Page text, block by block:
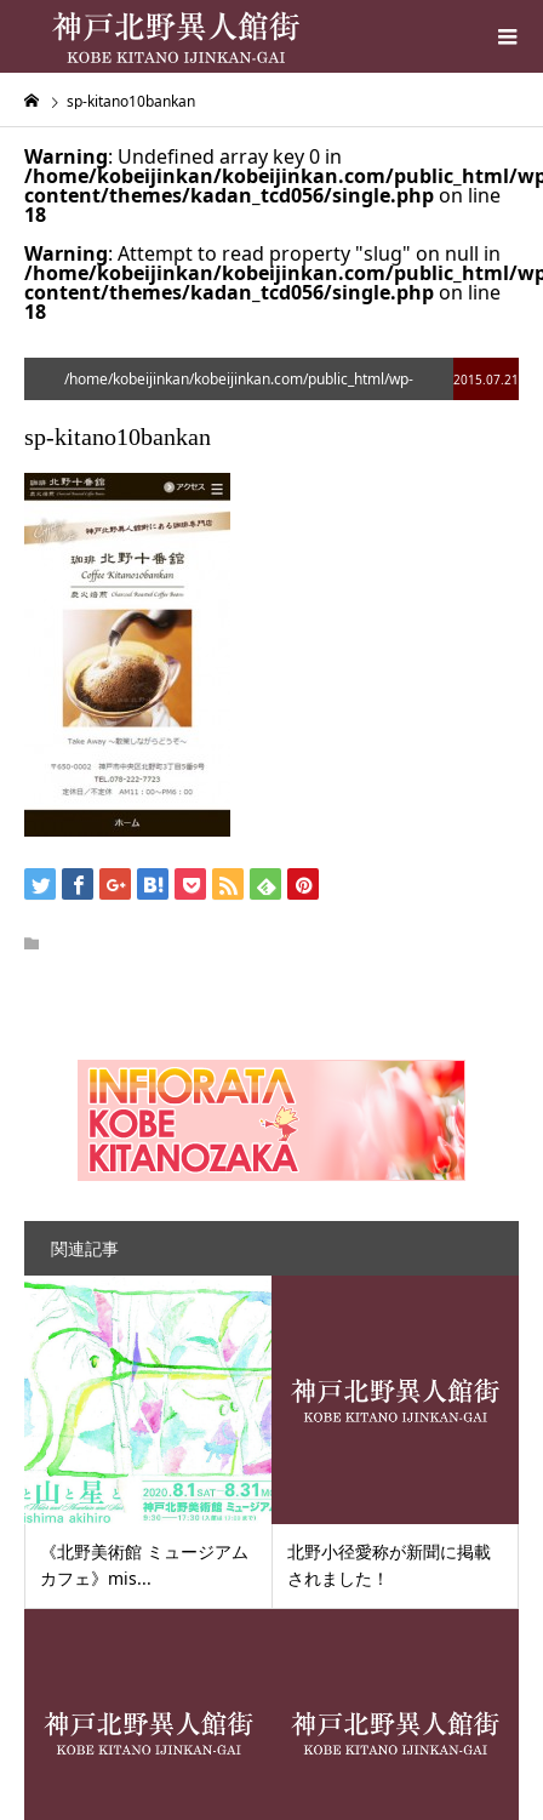
sp-kitano10bankan
Warning: Undefined array key 0 in
/home/kobeijinkan/kobeijinkan.com/public_html/
content/themes/kadan_tcd056/single.phpon line
18
Warning: Attempt to read property "slug" on null in
/home/kobeijinkan/kobeijinkan.com/public_html/
content/themes/kadan_tcd056/single.phpon line
18
/home/kobeijinkan/kobeijinkan.com/public_html/wp-
Warning: Undefined array key 0 in
/home/kobeijinkan/kobeijinkan.com/public_html/wp-
content/themes/kadan_tcd056/single.php
Warning: Attempt to read property "name" on null in
/home/kobeijinkan/kobeijinkan.com/public_html/wp-
content/themes/kadan_tcd056/single.php
2015.07.21
sp-kitano10bankan
関連記事
《北野美術館 ミュージアム
カフェ》mis...
北野小径愛称が新聞に掲載
されました！